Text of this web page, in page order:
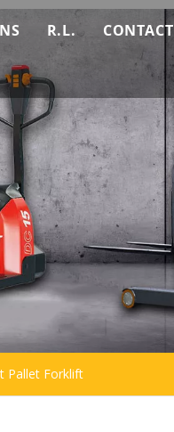
R.L.
Télécharger
Nouvelles
FAQ
Vidéo
CONTACT
Pallet Forklift